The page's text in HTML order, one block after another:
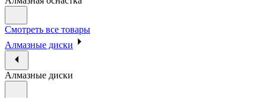
Смотреть все товары
Алмазные диски
Алмазные диски